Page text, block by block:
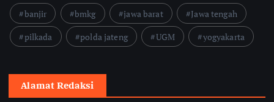
banjir bmkg jawa barat
Jawa tengah
pilkada
polda jateng UGM yogyakarta
Alamat Redaksi